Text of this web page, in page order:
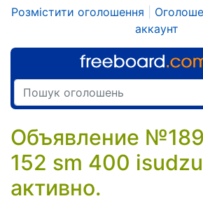
Розмістити оголошення
аккаунт
Объявление
152 sm 400
активно.